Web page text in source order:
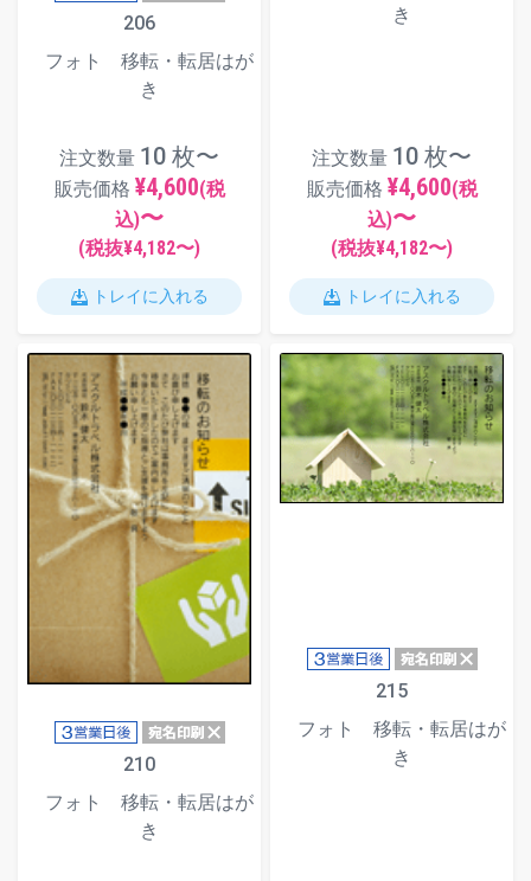
206
フォト 移転・転居はが
き
注文数量 10 枚〜
販売価格 ¥4,600(税
込)〜
(税抜¥4,182〜)
トレイに入れる
き
注文数量 10 枚〜
販売価格 ¥4,600(税
込)〜
(税抜¥4,182〜)
トレイに入れる
210
フォト 移転・転居はが
き
215
フォト 移転・転居はが
き